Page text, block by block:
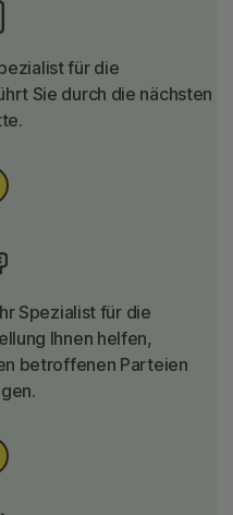
für die
Sie durch die nächsten
Spezialist für die
Ihnen helfen,
betroffenen Parteien